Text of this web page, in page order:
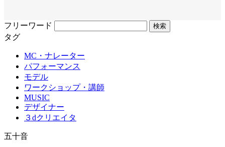
フリーワード
タグ
MC・ナレーター
パフォーマンス
モデル
ワークショップ・講師
MUSIC
デザイナー
３dクリエイタ
五十音